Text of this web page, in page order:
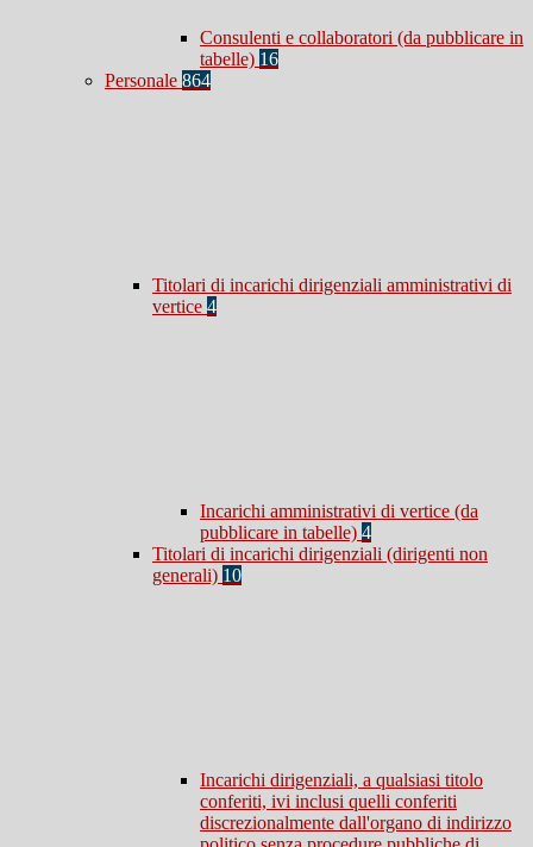
Consulenti e collaboratori (da pubblicare in
tabelle) 16
Personale 864
Titolari di incarichi dirigenziali amministrativi di
vertice 4
Incarichi amministrativi di vertice (da
pubblicare in tabelle) 4
Titolari di incarichi dirigenziali (dirigenti non
generali) 10
Incarichi dirigenziali, a qualsiasi titolo
conferiti, ivi inclusi quelli conferiti
discrezionalmente dall'organo di indirizzo